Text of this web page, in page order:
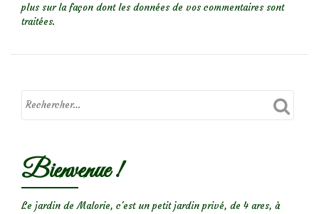
plus sur la façon dont les données de vos commentaires sont
traitées.
Bienvenue !
Le jardin de Malorie, c'est un petit jardin privé, de 4 ares, à